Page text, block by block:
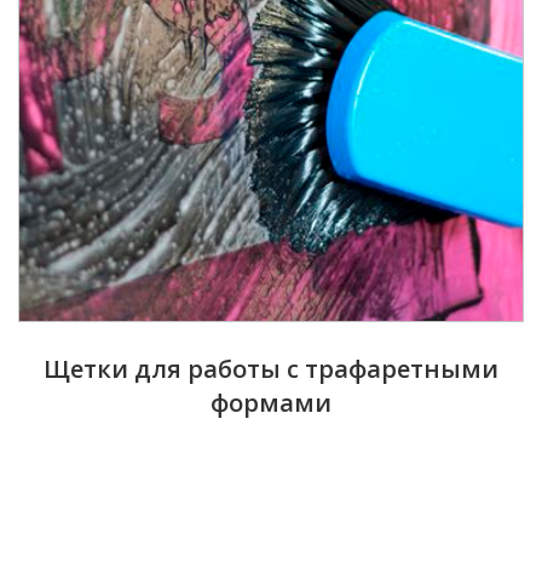
Щетки для работы с трафаретными
формами